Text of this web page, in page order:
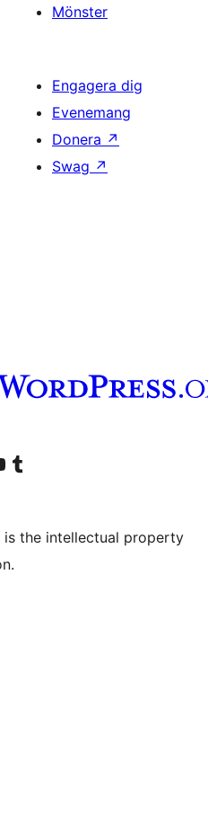
Mönster
Engagera dig
Evenemang
Donera ↗
Swag ↗
kontokanal
Besök vårt Tumblr-konto
is the intellectual property